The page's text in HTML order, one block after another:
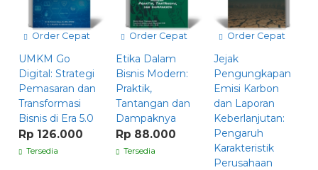
Order Cepat
UMKM Go
Digital: Strategi
Pemasaran dan
Transformasi
Bisnis di Era 5.0
Rp 126.000
Tersedia
Order Cepat
Etika Dalam
Bisnis Modern:
Praktik,
Tantangan dan
Dampaknya
Rp 88.000
Tersedia
Order Cepat
Jejak
Pengungkapan
Emisi Karbon
dan Laporan
Keberlanjutan:
Pengaruh
Karakteristik
Perusahaan